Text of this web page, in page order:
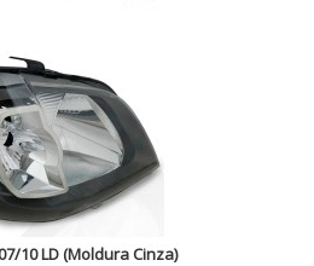
10 LD (Moldura Cinza)